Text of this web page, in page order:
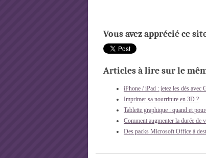
Vous avez apprécié ce
Articles à lire sur le
iPhone / iPad : jetez les dés avec
Imprimer sa nourriture en 3D ?
Tablette graphique : quand et
Comment augmenter la durée de
Des packs Microsoft Office à